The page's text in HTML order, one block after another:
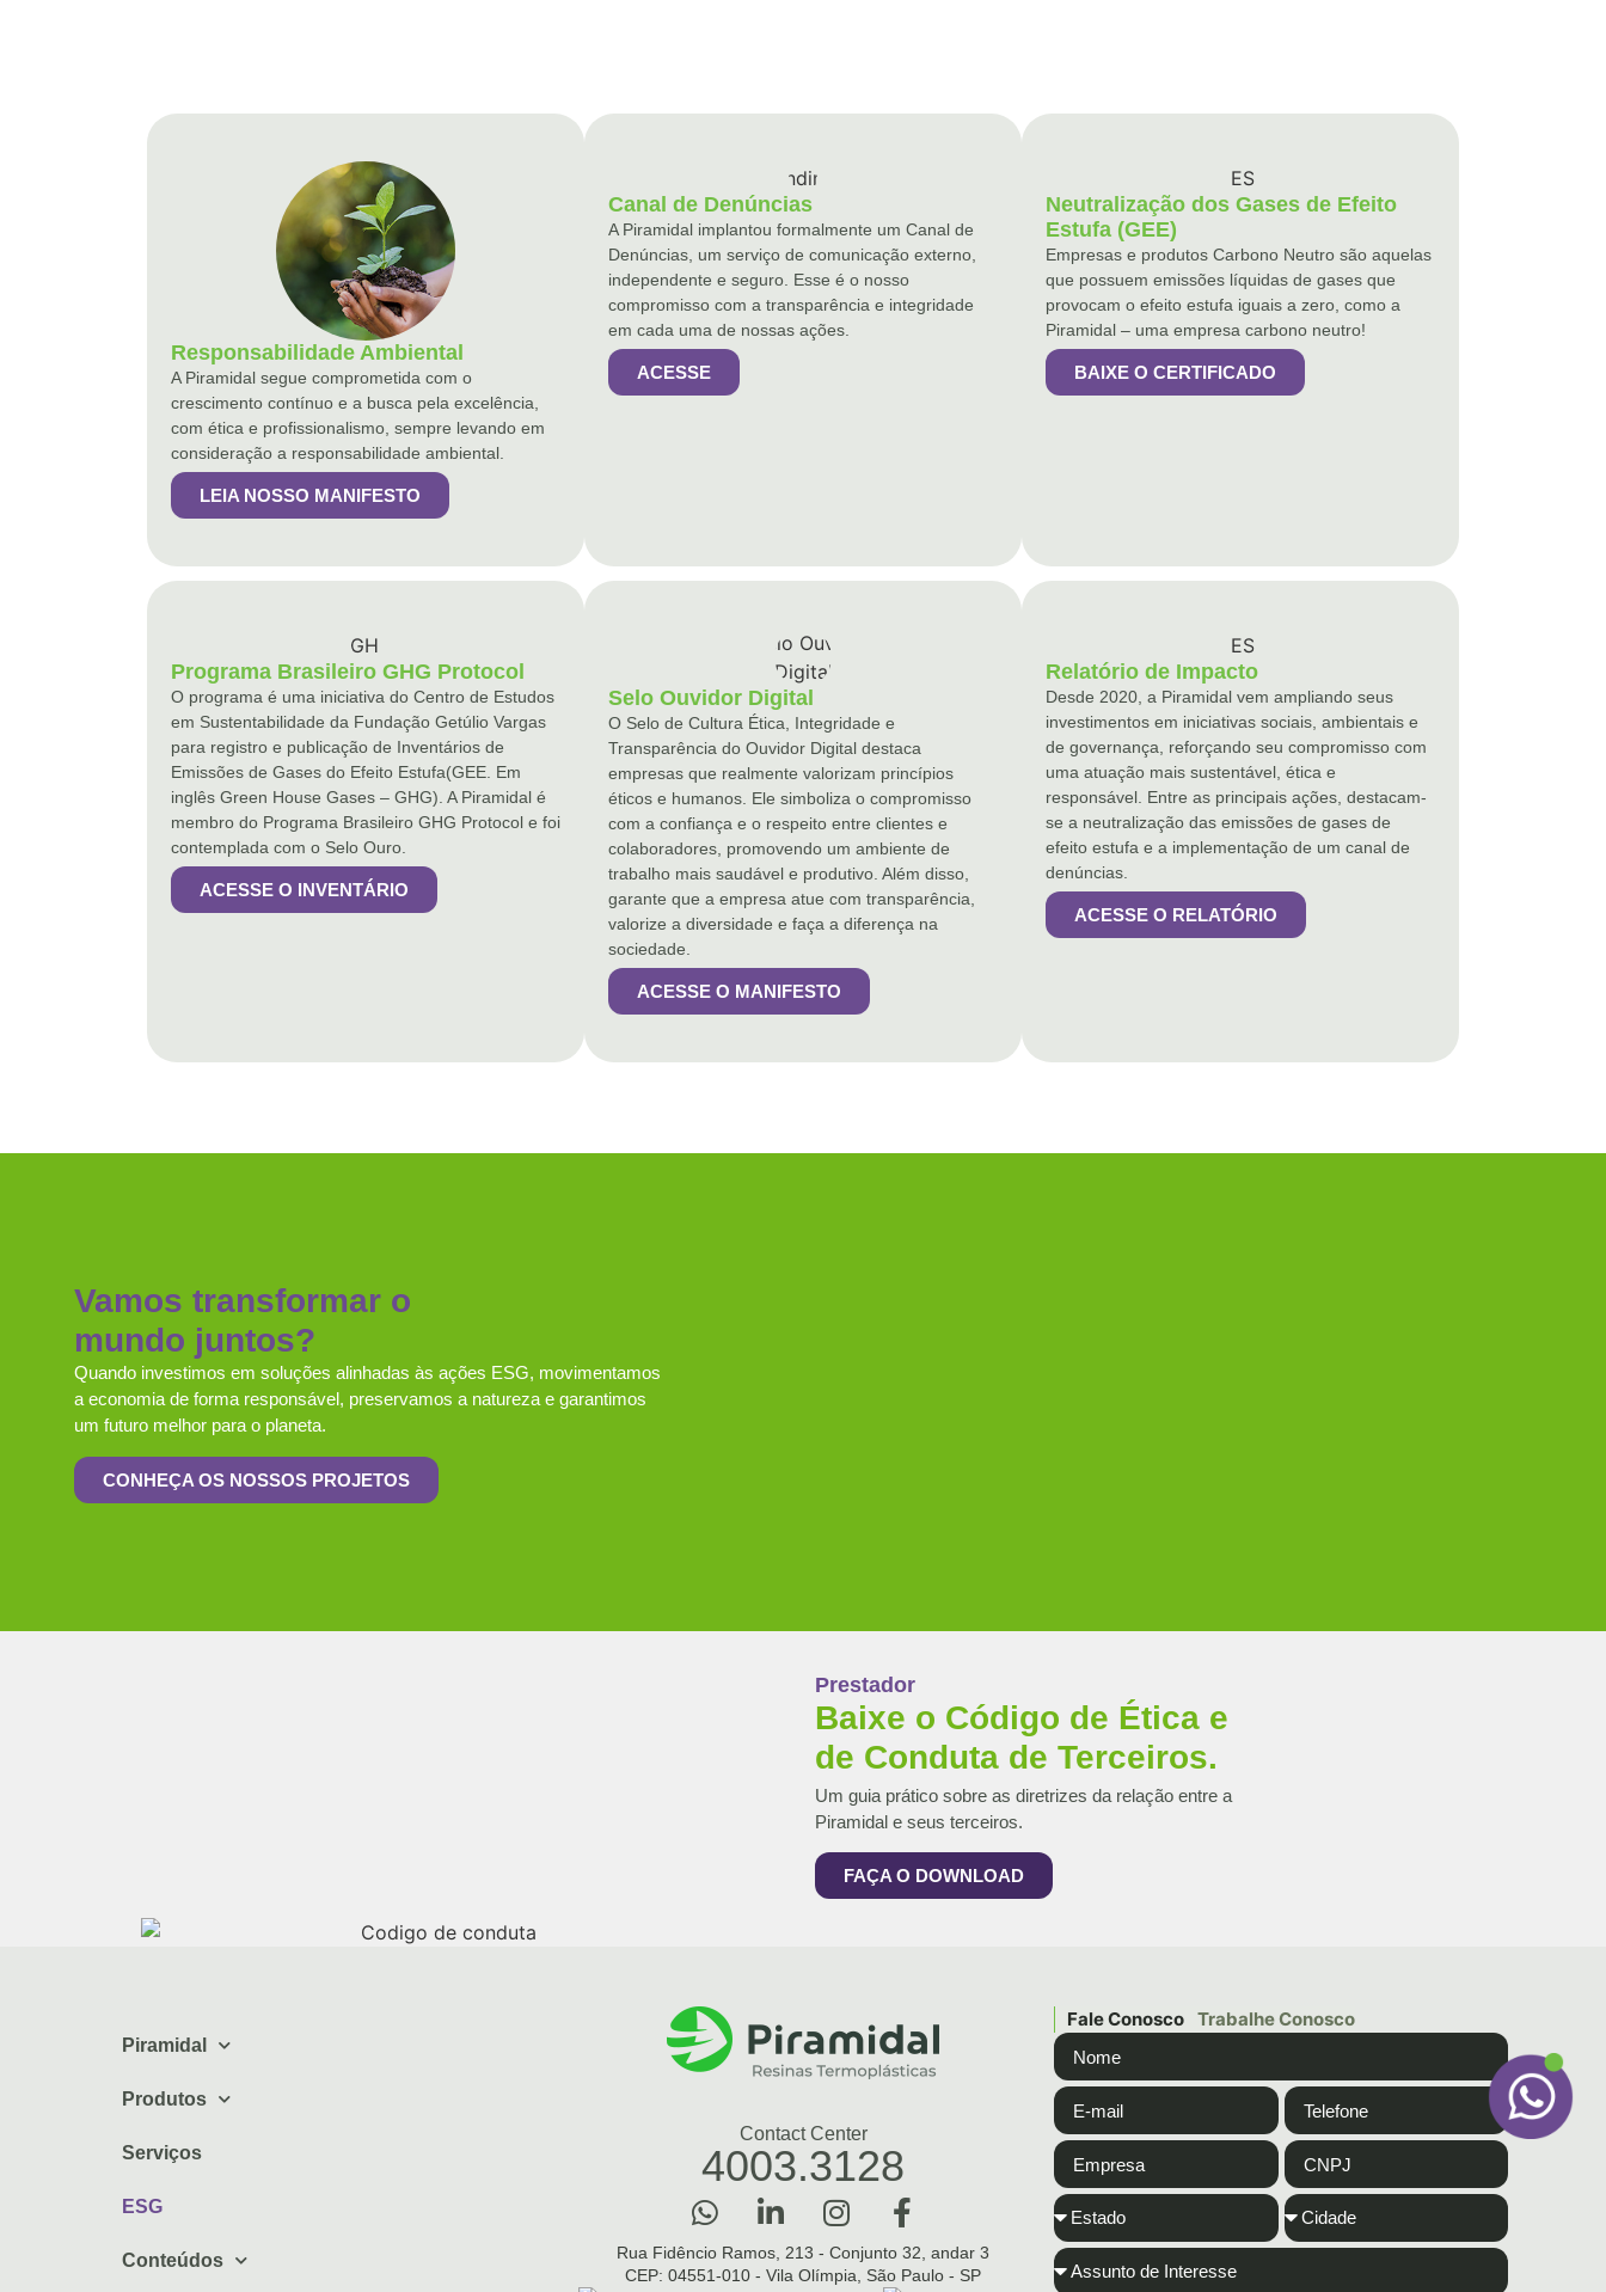
Responsabilidade Ambiental
A Piramidal segue comprometida com o
crescimento contínuo e a busca pela excelência,
com ética e profissionalismo, sempre levando em
consideração a responsabilidade ambiental.
LEIA NOSSO MANIFESTO
Canal de Denúncias
A Piramidal implantou formalmente um Canal de
Denúncias, um serviço de comunicação externo,
independente e seguro. Esse é o nosso
compromisso com a transparência e integridade
em cada uma de nossas ações.
ACESSE
Neutralização dos Gases de Efeito
Estufa (GEE)
Empresas e produtos Carbono Neutro são aquelas
que possuem emissões líquidas de gases que
provocam o efeito estufa iguais a zero, como a
Piramidal – uma empresa carbono neutro!
BAIXE O CERTIFICADO
Programa Brasileiro GHG Protocol
O programa é uma iniciativa do Centro de Estudos
em Sustentabilidade da Fundação Getúlio Vargas
para registro e publicação de Inventários de
Emissões de Gases do Efeito Estufa(GEE. Em
inglês Green House Gases – GHG). A Piramidal é
membro do Programa Brasileiro GHG Protocol e foi
contemplada com o Selo Ouro.
ACESSE O INVENTÁRIO
Selo Ouvidor Digital
O Selo de Cultura Ética, Integridade e
Transparência do Ouvidor Digital destaca
empresas que realmente valorizam princípios
éticos e humanos. Ele simboliza o compromisso
com a confiança e o respeito entre clientes e
colaboradores, promovendo um ambiente de
trabalho mais saudável e produtivo. Além disso,
garante que a empresa atue com transparência,
valorize a diversidade e faça a diferença na
sociedade.
ACESSE O MANIFESTO
Relatório de Impacto
Desde 2020, a Piramidal vem ampliando seus
investimentos em iniciativas sociais, ambientais e
de governança, reforçando seu compromisso com
uma atuação mais sustentável, ética e
responsável. Entre as principais ações, destacam-
se a neutralização das emissões de gases de
efeito estufa e a implementação de um canal de
denúncias.
ACESSE O RELATÓRIO
Vamos transformar o
mundo juntos?
Quando investimos em soluções alinhadas às ações ESG, movimentamos
a economia de forma responsável, preservamos a natureza e garantimos
um futuro melhor para o planeta.
CONHEÇA OS NOSSOS PROJETOS
Prestador
Baixe o Código de Ética e
de Conduta de Terceiros.
Um guia prático sobre as diretrizes da relação entre a
Piramidal e seus terceiros.
FAÇA O DOWNLOAD
Piramidal
Produtos
Serviços
ESG
Conteúdos
Contact Center
4003.3128
Rua Fidêncio Ramos, 213 - Conjunto 32, andar 3
CEP: 04551-010 - Vila Olímpia, São Paulo - SP
Fale Conosco Trabalhe Conosco